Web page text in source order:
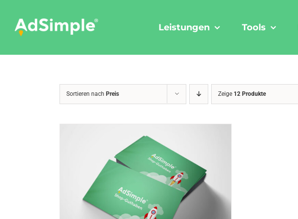
content
Leistungen Tools
Sortieren nach Preis Zeige 12 Produkte